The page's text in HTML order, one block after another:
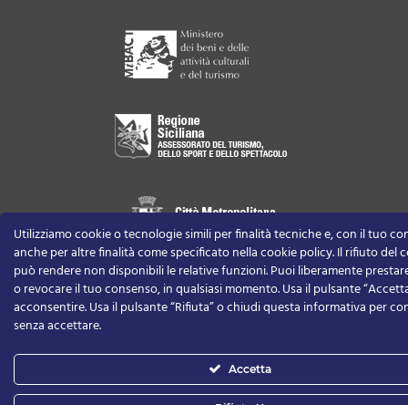
Utilizziamo cookie o tecnologie simili per finalità tecniche e, con il tuo
anche per altre finalità come specificato nella cookie policy. Il rifiuto del
può rendere non disponibili le relative funzioni.Puoi liberamente
o revocare il tuo consenso, in qualsiasi momento.Usa il pulsante
acconsentire. Usa il pulsante “Rifiuta” o chiudi questa informativa per
senza accettare.
Accetta